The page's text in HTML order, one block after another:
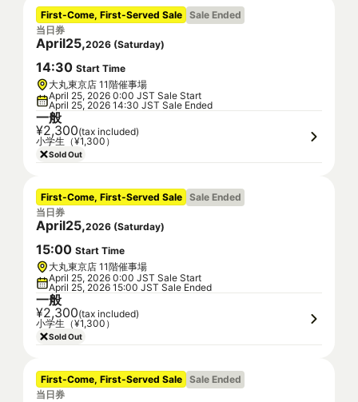
First-Come, First-Served Sale Sale Ended
当日券
April25,2026 (Saturday)
14:30 Start Time
大丸東京店 11階催事場
April 25, 2026 0:00 JST Sale Start
April 25, 2026 14:30 JST Sale Ended
一般
¥2,300(tax included)
小学生（¥1,300）
Sold Out
First-Come, First-Served Sale Sale Ended
当日券
April25,2026 (Saturday)
15:00 Start Time
大丸東京店 11階催事場
April 25, 2026 0:00 JST Sale Start
April 25, 2026 15:00 JST Sale Ended
一般
¥2,300(tax included)
小学生（¥1,300）
Sold Out
First-Come, First-Served Sale Sale Ended
当日券